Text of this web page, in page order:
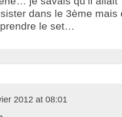
dans le 3ème mais
le set…
2012 at 08:01